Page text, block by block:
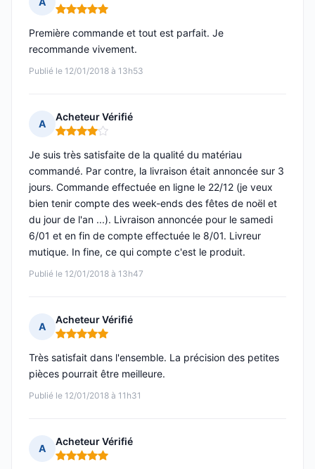
Note : 5 sur 5
Publié le 12/01/2018 à 13h53
Première commande et tout est parfait. Je
recommande vivement.
A
Acheteur Vérifié
Note : 4 sur 5
Publié le 12/01/2018 à 13h47
Je suis très satisfaite de la qualité du matériau
commandé. Par contre, la livraison était annoncée sur 3
jours. Commande effectuée en ligne le 22/12 (je veux
bien tenir compte des week-ends des fêtes de noël et
du jour de l'an ...). Livraison annoncée pour le samedi
6/01 et en fin de compte effectuée le 8/01. Livreur
mutique. In fine, ce qui compte c'est le produit.
A
Acheteur Vérifié
Note : 5 sur 5
Publié le 12/01/2018 à 11h31
Très satisfait dans l'ensemble. La précision des petites
pièces pourrait être meilleure.
A
Acheteur Vérifié
Note : 5 sur 5